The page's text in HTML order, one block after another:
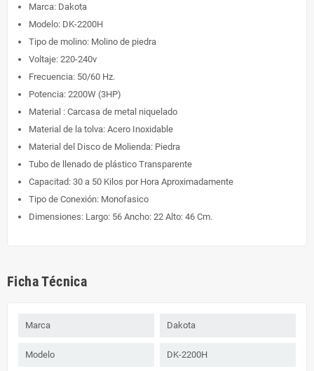
Marca: Dakota
Modelo: DK-2200H
Tipo de molino: Molino de piedra
Voltaje: 220-240v
Frecuencia: 50/60 Hz.
Potencia: 2200W (3HP)
Material : Carcasa de metal niquelado
Material de la tolva: Acero Inoxidable
Material del Disco de Molienda: Piedra
Tubo de llenado de plástico Transparente
Capacitad: 30 a 50 Kilos por Hora Aproximadamente
Tipo de Conexión: Monofasico
Dimensiones: Largo: 56 Ancho: 22 Alto: 46 Cm.
Ficha Técnica
Marca Dakota
Modelo DK-2200H